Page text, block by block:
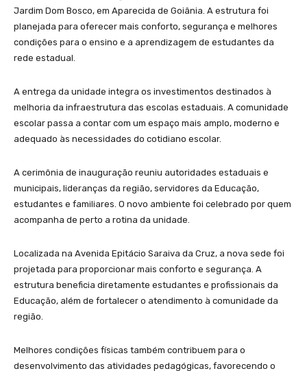
Jardim Dom Bosco, em Aparecida de Goiânia. A estrutura foi
planejada para oferecer mais conforto, segurança e melhores
condições para o ensino e a aprendizagem de estudantes da
rede estadual.
A entrega da unidade integra os investimentos destinados à
melhoria da infraestrutura das escolas estaduais. A comunidade
escolar passa a contar com um espaço mais amplo, moderno e
adequado às necessidades do cotidiano escolar.
A cerimônia de inauguração reuniu autoridades estaduais e
municipais, lideranças da região, servidores da Educação,
estudantes e familiares. O novo ambiente foi celebrado por quem
acompanha de perto a rotina da unidade.
Localizada na Avenida Epitácio Saraiva da Cruz, a nova sede foi
projetada para proporcionar mais conforto e segurança. A
estrutura beneficia diretamente estudantes e profissionais da
Educação, além de fortalecer o atendimento à comunidade da
região.
Melhores condições físicas também contribuem para o
desenvolvimento das atividades pedagógicas, favorecendo o